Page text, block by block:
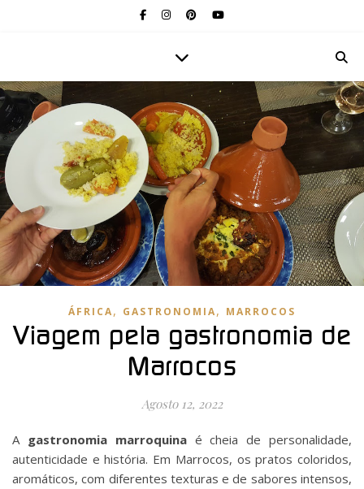
ÁFRICA, GASTRONOMIA, MARROCOS
Viagem pela gastronomia de
Marrocos
Agosto 12, 2022
A gastronomia marroquinaé cheia de personalidade,
autenticidade e história. Em Marrocos, os pratos coloridos,
aromáticos, com diferentes texturas e de sabores intensos,